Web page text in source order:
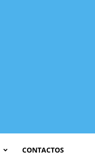
CONTACTOS